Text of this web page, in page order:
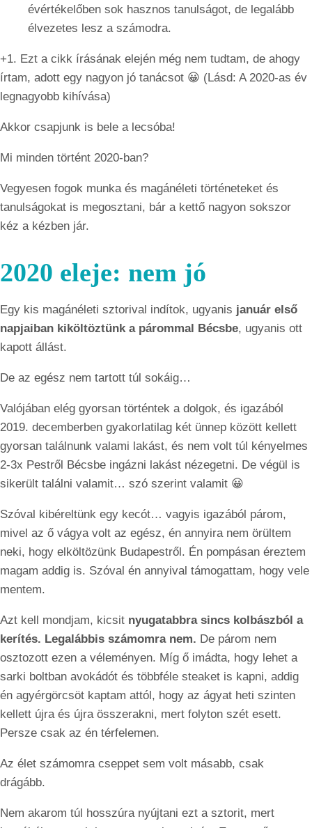
évértékelőben sok hasznos tanulságot, de legalább
élvezetes lesz a számodra.
+1. Ezt a cikk írásának elején még nem tudtam, de ahogy
írtam, adott egy nagyon jó tanácsot 😀 (Lásd: A 2020-as év
legnagyobb kihívása)
Akkor csapjunk is bele a lecsóba!
Mi minden történt 2020-ban?
Vegyesen fogok munka és magánéleti történeteket és
tanulságokat is megosztani, bár a kettő nagyon sokszor
kéz a kézben jár.
2020 eleje: nem jó
Egy kis magánéleti sztorival indítok, ugyanis január első
napjaiban kiköltöztünk a párommal Bécsbe, ugyanis ott
kapott állást.
De az egész nem tartott túl sokáig…
Valójában elég gyorsan történtek a dolgok, és igazából
2019. decemberben gyakorlatilag két ünnep között kellett
gyorsan találnunk valami lakást, és nem volt túl kényelmes
2-3x Pestről Bécsbe ingázni lakást nézegetni. De végül is
sikerült találni valamit… szó szerint valamit 😀
Szóval kibéreltünk egy kecót… vagyis igazából párom,
mivel az ő vágya volt az egész, én annyira nem örültem
neki, hogy elköltözünk Budapestről. Én pompásan éreztem
magam addig is. Szóval én annyival támogattam, hogy vele
mentem.
Azt kell mondjam, kicsit nyugatabbra sincs kolbászból a
kerítés. Legalábbis számomra nem. De párom nem
osztozott ezen a véleményen. Míg ő imádta, hogy lehet a
sarki boltban avokádót és többféle steaket is kapni, addig
én agyérgörcsöt kaptam attól, hogy az ágyat heti szinten
kellett újra és újra összerakni, mert folyton szét esett.
Persze csak az én térfelemen.
Az élet számomra cseppet sem volt másabb, csak
drágább.
Nem akarom túl hosszúra nyújtani ezt a sztorit, mert